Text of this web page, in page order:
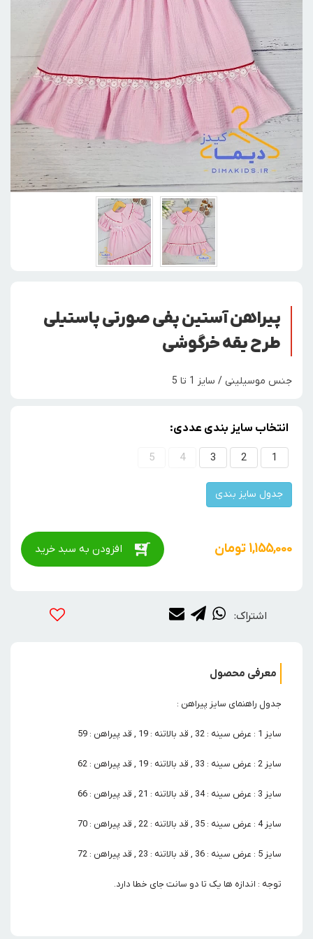
پیراهن آستین پفی صورتی پاستیلی
طرح یقه خرگوشی
جنس موسیلینی / سایز 1 تا 5
انتخاب سایز بندی عددی:
1
2
3
4
5
جدول سایز بندی
1,155,000 تومان افزودن به سبد خرید
اشتراک:
معرفی محصول
جدول راهنمای سایز پیراهن :
سایز 1 : عرض سینه : 32 , قد بالاتنه : 19 , قد پیراهن : 59
سایز 2 : عرض سینه : 33 , قد بالاتنه : 19 , قد پیراهن : 62
سایز 3 : عرض سینه : 34 , قد بالاتنه : 21 , قد پیراهن : 66
سایز 4 : عرض سینه : 35 , قد بالاتنه : 22 , قد پیراهن : 70
سایز 5 : عرض سینه : 36 , قد بالاتنه : 23 , قد پیراهن : 72
توجه : اندازه ها یک تا دو سانت جای خطا دارد.